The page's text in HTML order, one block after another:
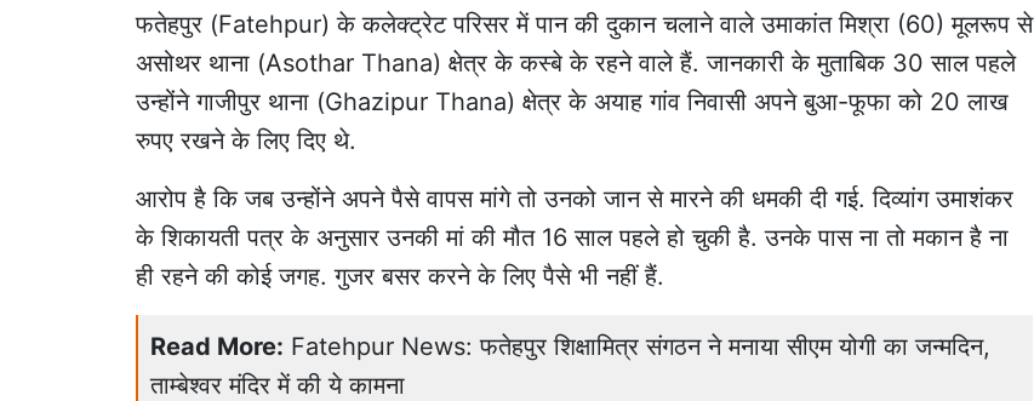
फतेहपुर (Fatehpur) के कलेक्ट्रेट परिसर में पान की दुकान चलाने वाले उमाकांत मिश्रा (60) मूलरूप से
असोथर थाना (Asothar Thana) क्षेत्र के कस्बे के रहने वाले हैं. जानकारी के मुताबिक 30 साल पहले
उन्होंने गाजीपुर थाना (Ghazipur Thana) क्षेत्र के अयाह गांव निवासी अपने बुआ-फूफा को 20 लाख
रुपए रखने के लिए दिए थे.
आरोप है कि जब उन्होंने अपने पैसे वापस मांगे तो उनको जान से मारने की धमकी दी गई. दिव्यांग उमाशंकर
केशिकायती पत्रके अनुसार उनकी मां की मौत 16 साल पहले हो चुकी है. उनके पास ना तो मकान है ना
ही रहने की कोई जगह. गुजर बसर करने के लिए पैसे भी नहीं हैं.
Read More: Fatehpur News: फतेहपुर शिक्षामित्र संगठन ने मनाया सीएम योगी का जन्मदिन,
ताम्बेश्वर मंदिर में की ये कामना